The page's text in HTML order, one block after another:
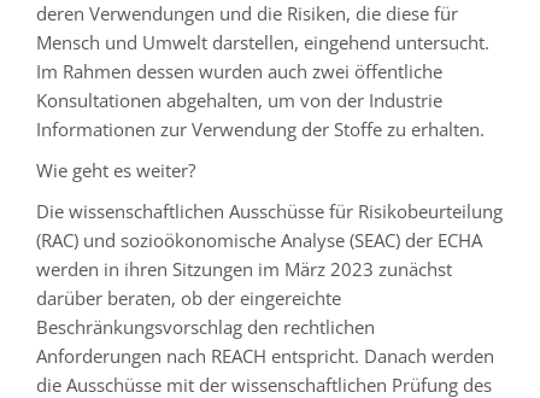
deren Verwendungen und die Risiken, die diese für
Mensch und Umwelt darstellen, eingehend untersucht.
Im Rahmen dessen wurden auch zwei öffentliche
Konsultationen abgehalten, um von der Industrie
Informationen zur Verwendung der Stoffe zu erhalten.
Wie geht es weiter?
Die wissenschaftlichen Ausschüsse für Risikobeurteilung
(RAC) und sozioökonomische Analyse (SEAC) der ECHA
werden in ihren Sitzungen im März 2023 zunächst
darüber beraten, ob der eingereichte
Beschränkungsvorschlag den rechtlichen
Anforderungen nach REACH entspricht. Danach werden
die Ausschüsse mit der wissenschaftlichen Prüfung des